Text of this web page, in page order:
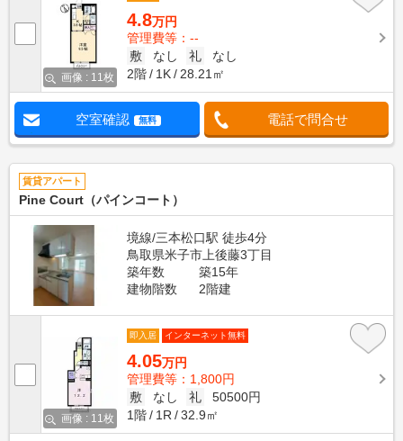
画像 : 11枚
4.8万円
管理費等：--
敷
なし 礼
なし
2階
1K 28.21㎡
空室確認 無料 電話で問合せ
賃貸アパート
Pine Court（パインコート）
境線/三本松口駅 徒歩4分
鳥取県米子市上後藤3丁目
築年数
築15年
建物階数
2階建
画像 : 11枚
即入居 インターネット無料
4.05万円
管理費等：1,800円
敷
なし 礼
50500円
1階
1R 32.9㎡